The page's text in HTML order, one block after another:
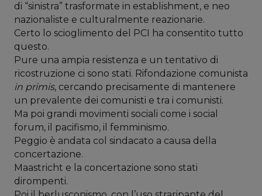
di “sinistra” trasformate in establishment, e neo
nazionaliste e culturalmente reazionarie.
Certo lo scioglimento del PCI ha consentito tutto
questo.
Pure una ampia resistenza e un tentativo di
ricostruzione ci sono stati. Rifondazione comunista
in primis, cercando precisamente di mantenere
un prevalente dei comunisti e tra i comunisti.
Ma poi grandi movimenti sociali come i social
forum, il pacifismo, il femminismo.
Peggio è andata col sindacato a causa della
concertazione.
Maastricht e la concertazione sono stati
dirompenti.